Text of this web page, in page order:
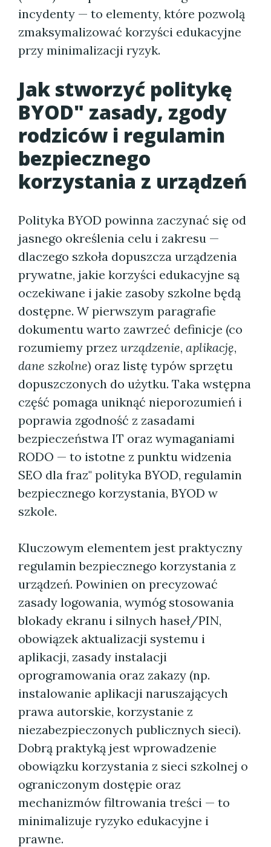
incydenty — to elementy, które pozwolą
zmaksymalizować korzyści edukacyjne
przy minimalizacji ryzyk.
Jak stworzyć politykę
BYOD" zasady, zgody
rodziców i regulamin
bezpiecznego
korzystania z urządzeń
Polityka BYOD powinna zaczynać się od
jasnego określenia celu i zakresu —
dlaczego szkoła dopuszcza urządzenia
prywatne, jakie korzyści edukacyjne są
oczekiwane i jakie zasoby szkolne będą
dostępne. W pierwszym paragrafie
dokumentu warto zawrzeć definicje (co
rozumiemy przez urządzenie, aplikację,
dane szkolne) oraz listę typów sprzętu
dopuszczonych do użytku. Taka wstępna
część pomaga uniknąć nieporozumień i
poprawia zgodność z zasadami
bezpieczeństwa IT oraz wymaganiami
RODO — to istotne z punktu widzenia
SEO dla fraz" polityka BYOD, regulamin
bezpiecznego korzystania, BYOD w
szkole.
Kluczowym elementem jest praktyczny
regulamin bezpiecznego korzystania z
urządzeń. Powinien on precyzować
zasady logowania, wymóg stosowania
blokady ekranu i silnych haseł/PIN,
obowiązek aktualizacji systemu i
aplikacji, zasady instalacji
oprogramowania oraz zakazy (np.
instalowanie aplikacji naruszających
prawa autorskie, korzystanie z
niezabezpieczonych publicznych sieci).
Dobrą praktyką jest wprowadzenie
obowiązku korzystania z sieci szkolnej o
ograniczonym dostępie oraz
mechanizmów filtrowania treści — to
minimalizuje ryzyko edukacyjne i
prawne.